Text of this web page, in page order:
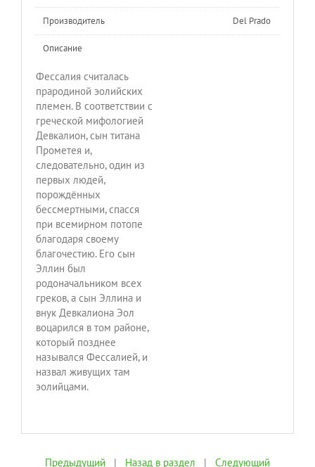
Производитель Del Prado
Описание
Фессалия считалась
прародиной эолийских
племен. В соответствии с
греческой мифологией
Девкалион, сын титана
Прометея и,
следовательно, один из
первых людей,
порождённых
бессмертными, спасся
при всемирном потопе
благодаря своему
благочестию. Его сын
Эллин был
родоначальником всех
греков, а сын Эллина и
внук Девкалиона Эол
воцарился в том районе,
который позднее
назывался Фессалией, и
назвал живущих там
эолийцами.
Предыдущий | Назад в раздел | Следующий